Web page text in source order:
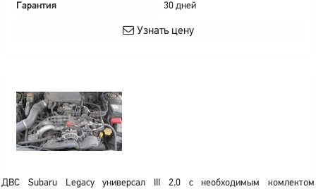
Гарантия
30 дней
Узнать цену
ДВС Subaru Legacy универсал III 2.0 с необходимым комлектом